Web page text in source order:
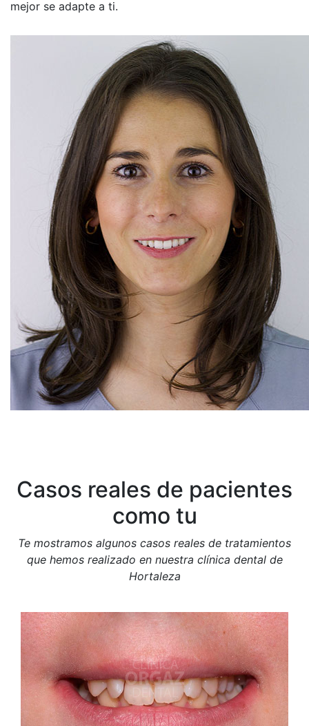
mejor se adapte a ti.
Casos reales de pacientes
como tu
Te mostramos algunos casos reales de tratamientos
que hemos realizado en nuestra clínica dental de
Hortaleza